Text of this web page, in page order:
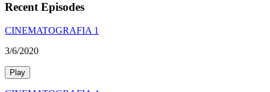
Recent Episodes
CINEMATOGRAFIA 1
3/6/2020
Play